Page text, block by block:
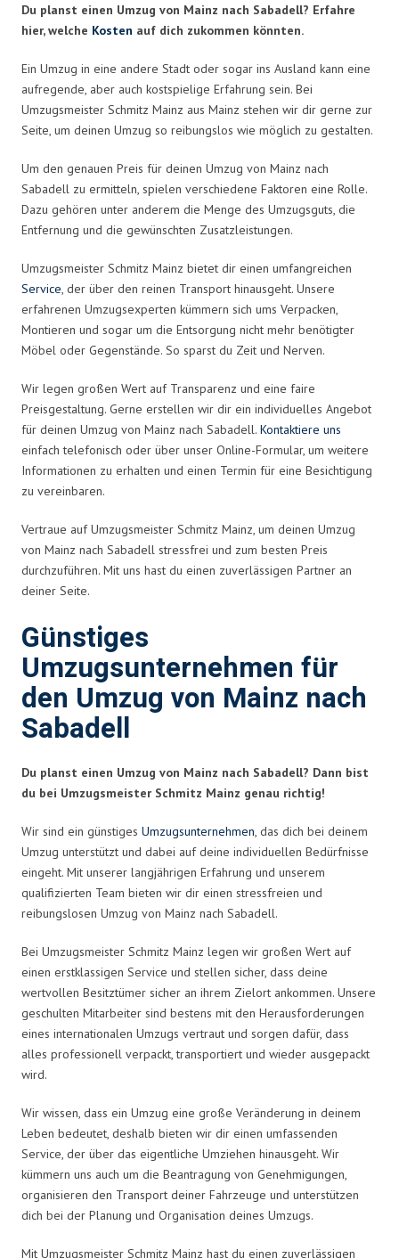
Du planst einen Umzug von Mainz nach Sabadell? Erfahre
hier, welche Kosten auf dich zukommen könnten.
Ein Umzug in eine andere Stadt oder sogar ins Ausland kann eine
aufregende, aber auch kostspielige Erfahrung sein. Bei
Umzugsmeister Schmitz Mainz aus Mainz stehen wir dir gerne zur
Seite, um deinen Umzug so reibungslos wie möglich zu gestalten.
Um den genauen Preis für deinen Umzug von Mainz nach
Sabadell zu ermitteln, spielen verschiedene Faktoren eine Rolle.
Dazu gehören unter anderem die Menge des Umzugsguts, die
Entfernung und die gewünschten Zusatzleistungen.
Umzugsmeister Schmitz Mainz bietet dir einen umfangreichen
Service, der über den reinen Transport hinausgeht. Unsere
erfahrenen Umzugsexperten kümmern sich ums Verpacken,
Montieren und sogar um die Entsorgung nicht mehr benötigter
Möbel oder Gegenstände. So sparst du Zeit und Nerven.
Wir legen großen Wert auf Transparenz und eine faire
Preisgestaltung. Gerne erstellen wir dir ein individuelles Angebot
für deinen Umzug von Mainz nach Sabadell. Kontaktiere uns
einfach telefonisch oder über unser Online-Formular, um weitere
Informationen zu erhalten und einen Termin für eine Besichtigung
zu vereinbaren.
Vertraue auf Umzugsmeister Schmitz Mainz, um deinen Umzug
von Mainz nach Sabadell stressfrei und zum besten Preis
durchzuführen. Mit uns hast du einen zuverlässigen Partner an
deiner Seite.
Günstiges
Umzugsunternehmen für
den Umzug von Mainz nach
Sabadell
Du planst einen Umzug von Mainz nach Sabadell? Dann bist
du bei Umzugsmeister Schmitz Mainz genau richtig!
Wir sind ein günstiges Umzugsunternehmen, das dich bei deinem
Umzug unterstützt und dabei auf deine individuellen Bedürfnisse
eingeht. Mit unserer langjährigen Erfahrung und unserem
qualifizierten Team bieten wir dir einen stressfreien und
reibungslosen Umzug von Mainz nach Sabadell.
Bei Umzugsmeister Schmitz Mainz legen wir großen Wert auf
einen erstklassigen Service und stellen sicher, dass deine
wertvollen Besitztümer sicher an ihrem Zielort ankommen. Unsere
geschulten Mitarbeiter sind bestens mit den Herausforderungen
eines internationalen Umzugs vertraut und sorgen dafür, dass
alles professionell verpackt, transportiert und wieder ausgepackt
wird.
Wir wissen, dass ein Umzug eine große Veränderung in deinem
Leben bedeutet, deshalb bieten wir dir einen umfassenden
Service, der über das eigentliche Umziehen hinausgeht. Wir
kümmern uns auch um die Beantragung von Genehmigungen,
organisieren den Transport deiner Fahrzeuge und unterstützen
dich bei der Planung und Organisation deines Umzugs.
Mit Umzugsmeister Schmitz Mainz hast du einen zuverlässigen